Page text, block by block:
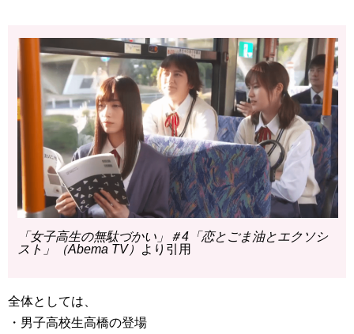
「女子高生の無駄づかい」＃4「恋とごま油とエクソシ
スト」（Abema TV）
より引用
全体としては、
・男子高校生高橋の登場